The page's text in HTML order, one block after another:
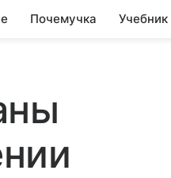
Почемучка Учебник